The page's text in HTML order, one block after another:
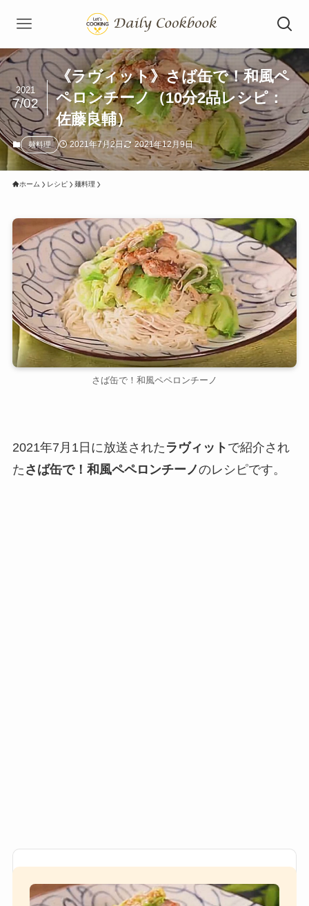
《ラヴィット》さば缶で！和風ペ
ペロンチーノ（10分2品レシピ：
佐藤良輔）
2021
7/02
麺料理 2021年7月2日 2021年12月9日
ホーム レシピ 麺料理
さば缶で！和風ペペロンチーノ
2021年7月1日に放送された ラヴィット で紹介され
た さば缶で！和風ペペロンチーノのレシピです。